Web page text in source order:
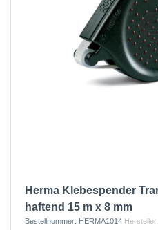
Herma Klebespender
haftend 15 m x 8 mm
Bestellnummer: HERMA1014 Hersteller